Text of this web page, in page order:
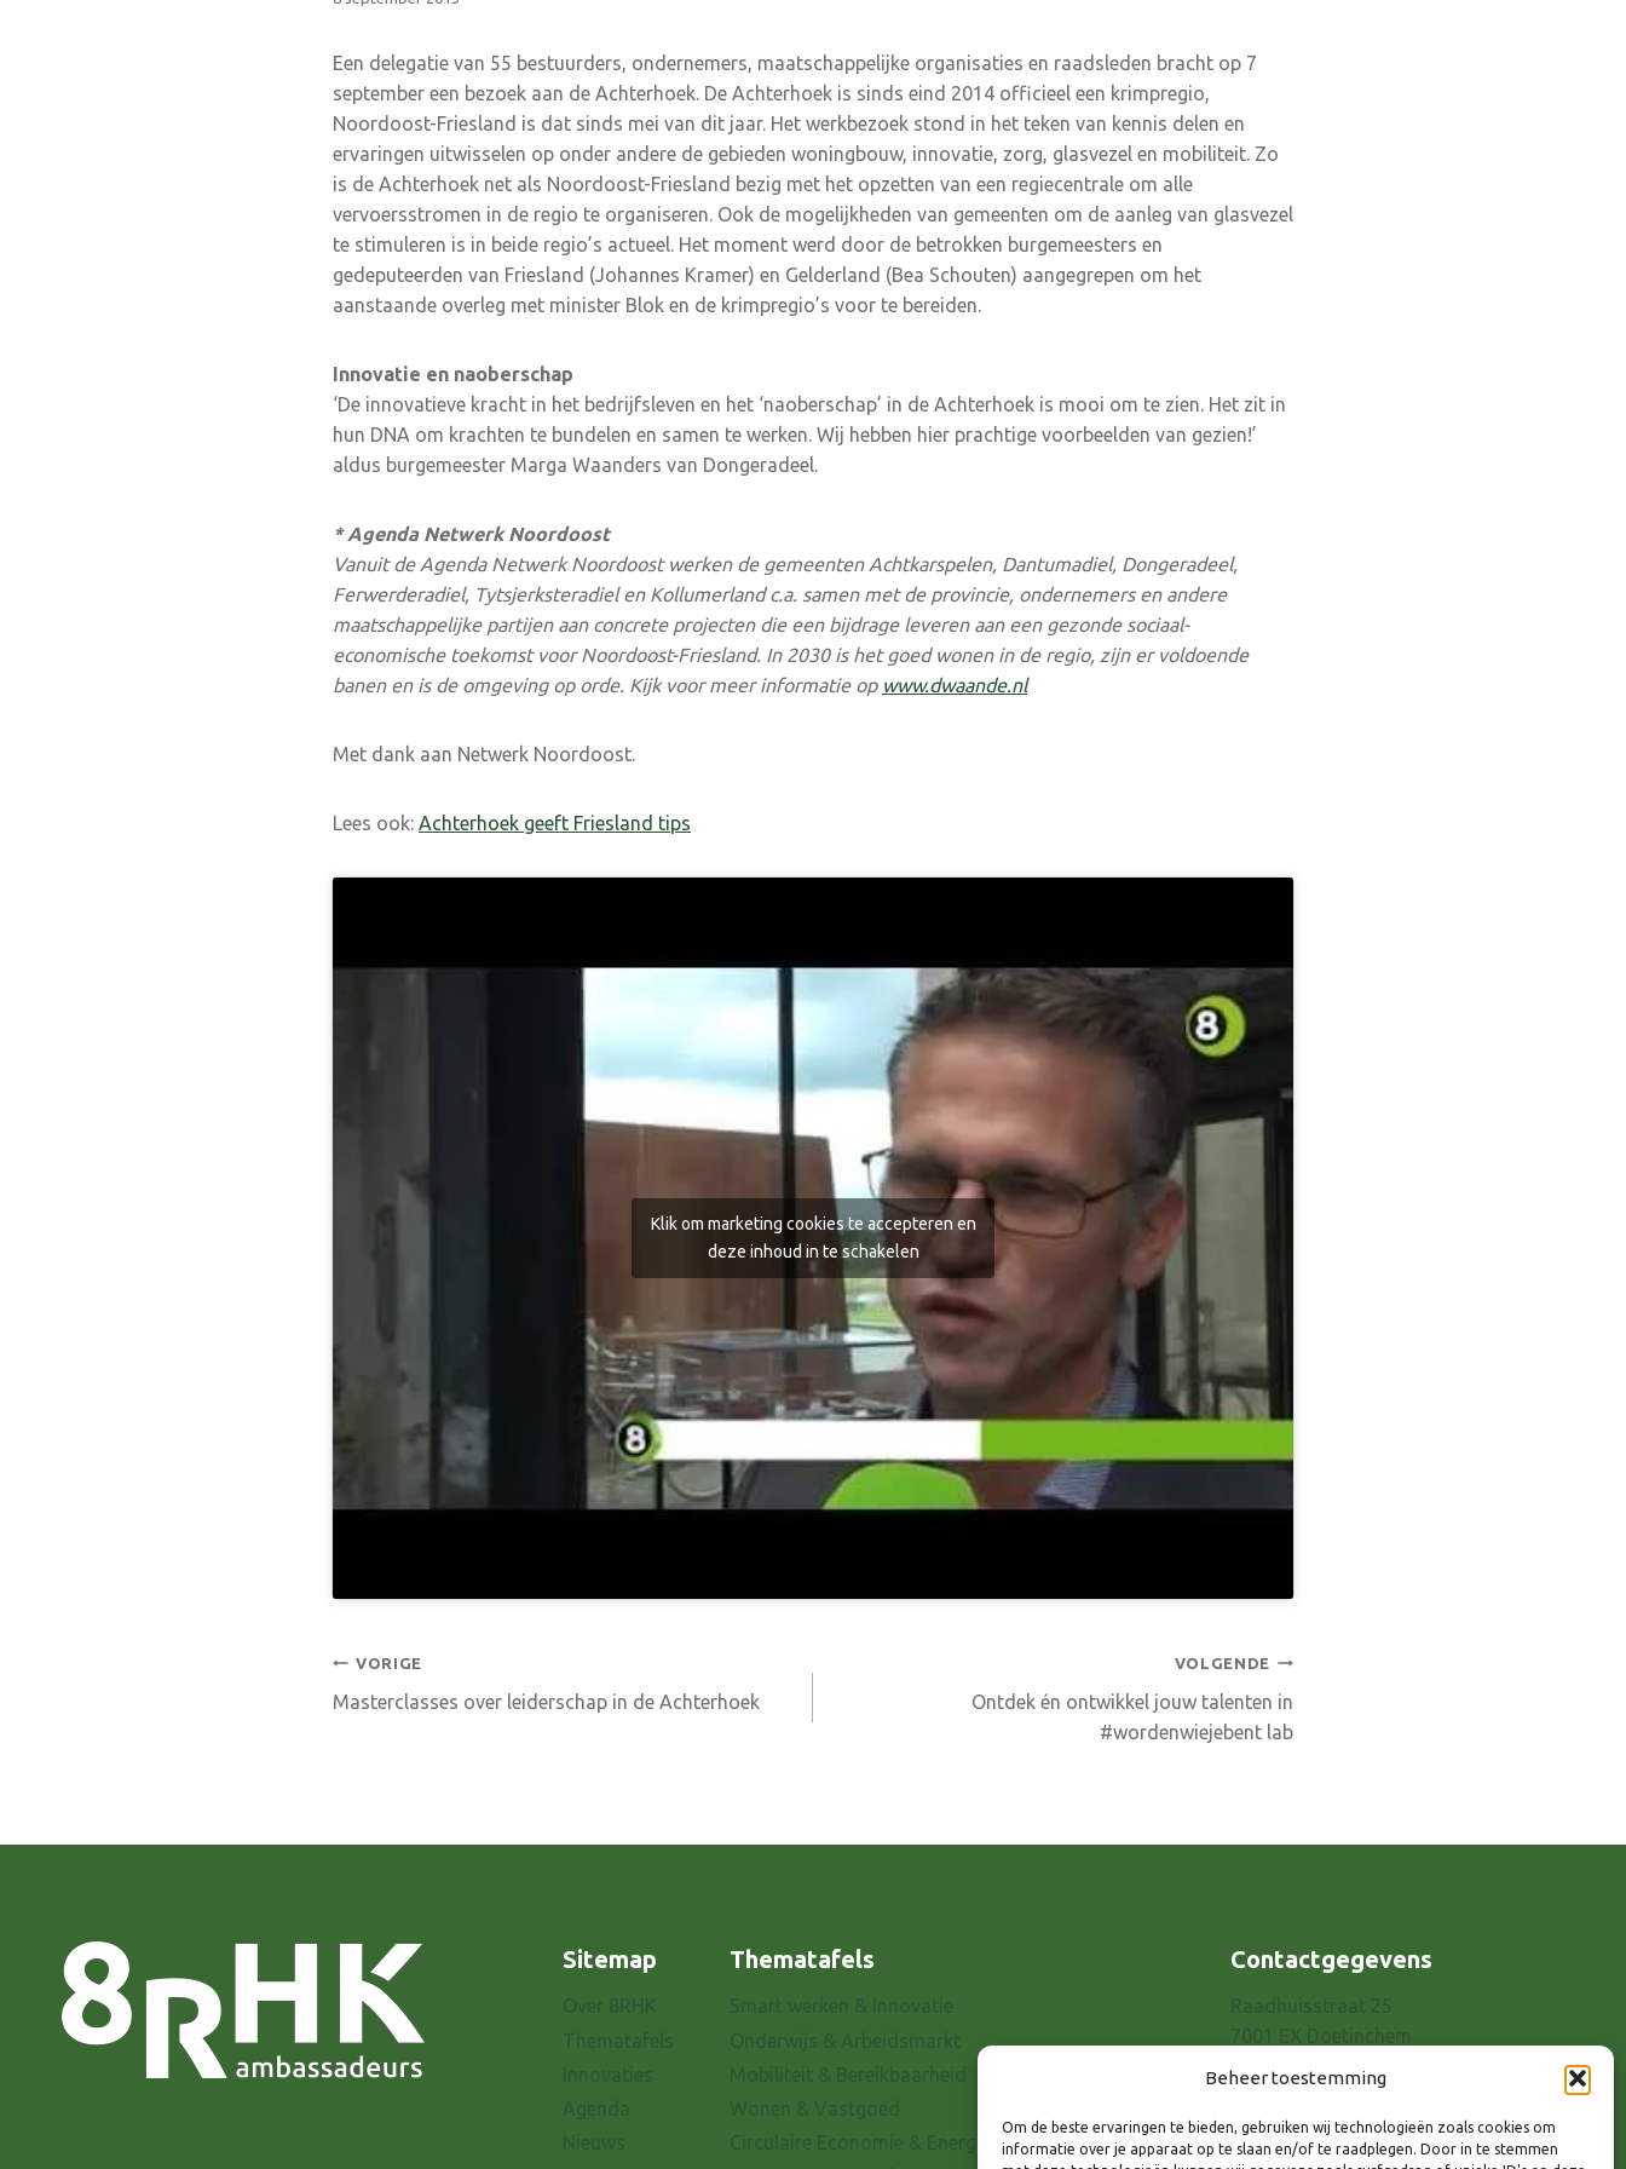
Beheer toestemming
Om de beste ervaringen te bieden, gebruiken wij technologieën zoals cookies om
informatie over je apparaat op te slaan en/of te raadplegen. Door in te stemmen
Een delegatie van 55 bestuurders, ondernemers, maatschappelijke organisaties en raadsleden bracht op 7
september een bezoek aan de Achterhoek. De Achterhoek is sinds eind 2014 officieel een krimpregio,
Noordoost-Friesland is dat sinds mei van dit jaar. Het werkbezoek stond in het teken van kennis delen en
ervaringen uitwisselen op onder andere de gebieden woningbouw, innovatie, zorg, glasvezel en mobiliteit. Zo
is de Achterhoek net als Noordoost-Friesland bezig met het opzetten van een regiecentrale om alle
vervoersstromen in de regio te organiseren. Ook de mogelijkheden van gemeenten om de aanleg van glasvezel
te stimuleren is in beide regio’s actueel. Het moment werd door de betrokken burgemeesters en
gedeputeerden van Friesland (Johannes Kramer) en Gelderland (Bea Schouten) aangegrepen om het
aanstaande overleg met minister Blok en de krimpregio’s voor te bereiden.
Innovatie en naoberschap
‘De innovatieve kracht in het bedrijfsleven en het ‘naoberschap’ in de Achterhoek is mooi om te zien. Het zit in
hun DNA om krachten te bundelen en samen te werken. Wij hebben hier prachtige voorbeelden van gezien!’
aldus burgemeester Marga Waanders van Dongeradeel.
* Agenda Netwerk Noordoost
Vanuit de Agenda Netwerk Noordoost werken de gemeenten Achtkarspelen, Dantumadiel, Dongeradeel,
Ferwerderadiel, Tytsjerksteradiel en Kollumerland c.a. samen met de provincie, ondernemers en andere
maatschappelijke partijen aan concrete projecten die een bijdrage leveren aan een gezonde sociaal-
economische toekomst voor Noordoost-Friesland. In 2030 is het goed wonen in de regio, zijn er voldoende
banen en is de omgeving op orde. Kijk voor meer informatie op www.dwaande.nl
Met dank aan Netwerk Noordoost.
Lees ook: Achterhoek geeft Friesland tips
Klik om marketing cookies te accepteren en
deze inhoud in te schakelen
Bericht
navigatie
VORIGE
Masterclasses over leiderschap in de Achterhoek
VOLGENDE
Ontdek én ontwikkel jouw talenten in
#wordenwiejebent lab
Sitemap Thematafels
Circulaire Economie & Energietransitie
Contactgegevens
E-mail: info@8rhk.nl
Privacyverklaring